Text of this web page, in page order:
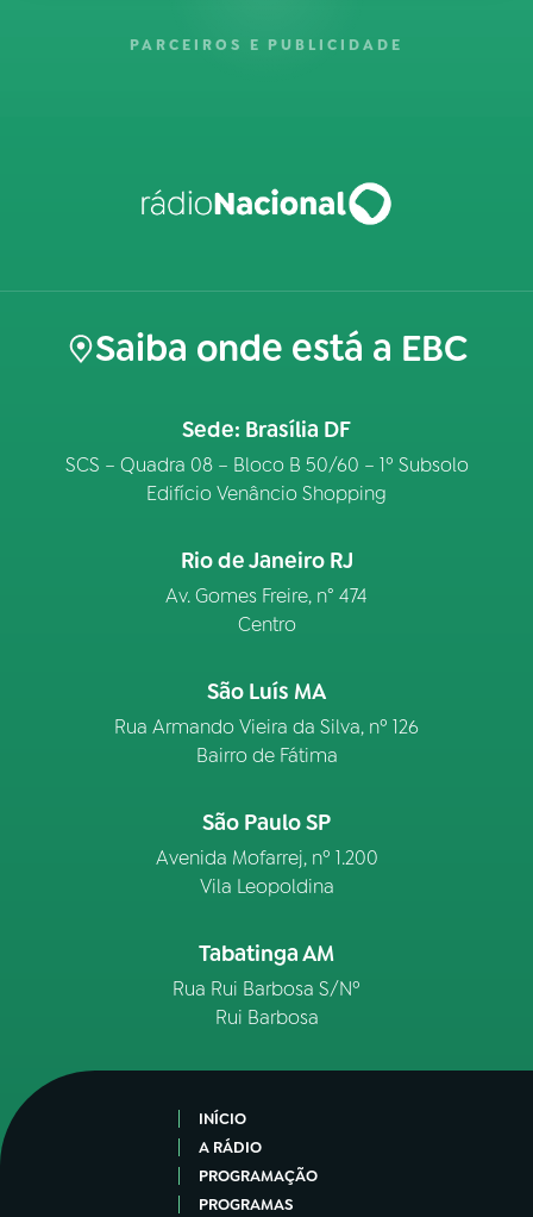
PARCEIROS E PUBLICIDADE
Saiba onde está a EBC
Sede: Brasília DF
SCS – Quadra 08 – Bloco B 50/60 – 1º Subsolo
Edifício Venâncio Shopping
Rio de Janeiro RJ
Av. Gomes Freire, n° 474
Centro
São Luís MA
Rua Armando Vieira da Silva, nº 126
Bairro de Fátima
São Paulo SP
Avenida Mofarrej, nº 1.200
Vila Leopoldina
Tabatinga AM
Rua Rui Barbosa S/Nº
Rui Barbosa
INÍCIO
A RÁDIO
PROGRAMAÇÃO
PROGRAMAS